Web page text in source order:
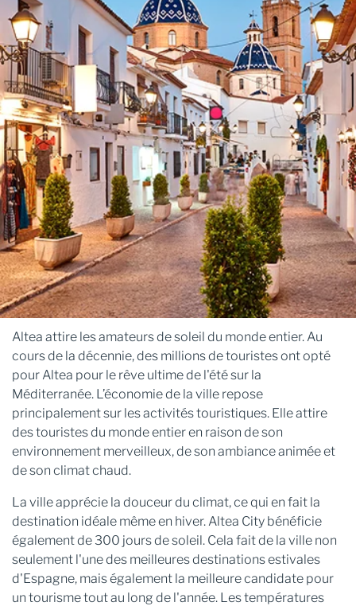
Altea attire les amateurs de soleil du monde entier. Au
cours de la décennie, des millions de touristes ont opté
pour Altea pour le rêve ultime de l'été sur la
Méditerranée. L’économie de la ville repose
principalement sur les activités touristiques. Elle attire
des touristes du monde entier en raison de son
environnement merveilleux, de son ambiance animée et
de son climat chaud.
La ville apprécie la douceur du climat, ce qui en fait la
destination idéale même en hiver. Altea City bénéficie
également de 300 jours de soleil. Cela fait de la ville non
seulement l'une des meilleures destinations estivales
d'Espagne, mais également la meilleure candidate pour
un tourisme tout au long de l'année. Les températures